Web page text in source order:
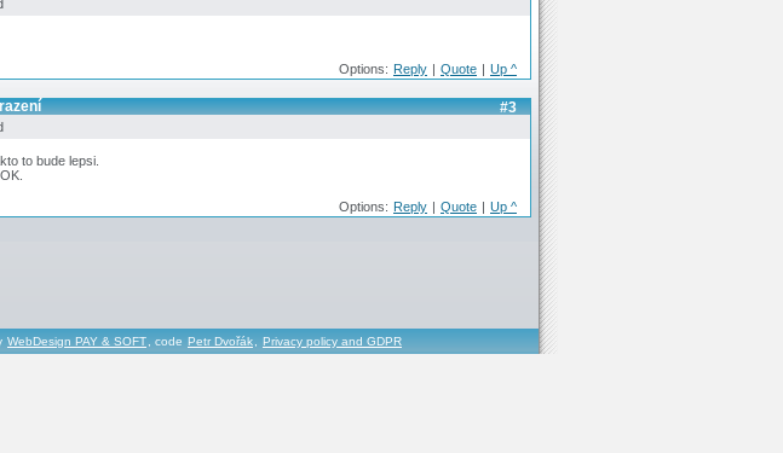
Options: Reply | Quote | Up ^
#3
to bude lepsi.
Options: Reply | Quote | Up ^
WebDesign PAY & SOFT , code Petr Dvořák Privacy policy and GDPR